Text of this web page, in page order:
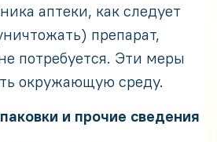
аптеки, как следует
препарат,
потребуется. Эти меры
окружающую среду.
и прочие сведения